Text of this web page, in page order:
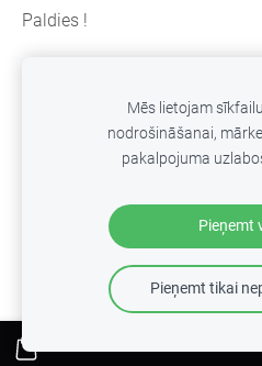
Paldies !
Veidots arMozello- labo
Mēs lietojam
nodrošināšanai,
pakalpojuma
Pieņemt
Pieņemt tikai